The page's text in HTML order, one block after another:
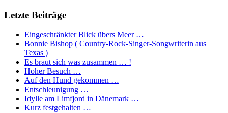
Letzte Beiträge
Eingeschränkter Blick übers Meer …
Bonnie Bishop ( Country-Rock-Singer-Songwriterin aus
Texas )
Es braut sich was zusammen … !
Hoher Besuch …
Auf den Hund gekommen …
Entschleunigung …
Idylle am Limfjord in Dänemark …
Kurz festgehalten …